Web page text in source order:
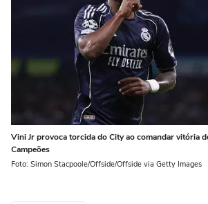
Vini Jr provoca torcida do City ao comandar vitória
Campeões
Foto: Simon Stacpoole/Offside/Offside via Getty Images